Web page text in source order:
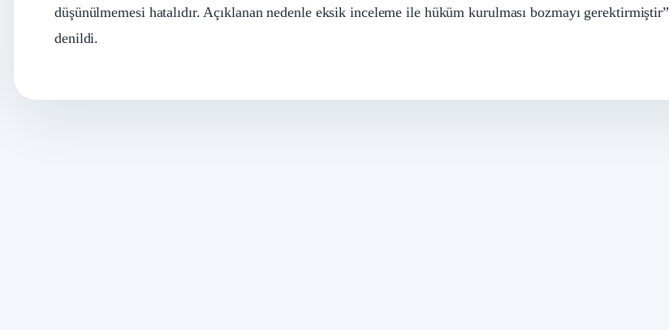
düşünülmemesi hatalıdır. Açıklanan nedenle eksik inceleme ile hüküm kurulması bozmayı gerektirmiştir”
denildi.